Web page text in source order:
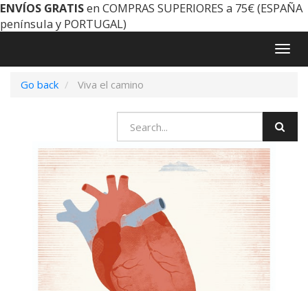
ENVÍOS GRATISen COMPRAS SUPERIORES a 75€ (ESPAÑA
península y PORTUGAL)
Go back
Viva el camino